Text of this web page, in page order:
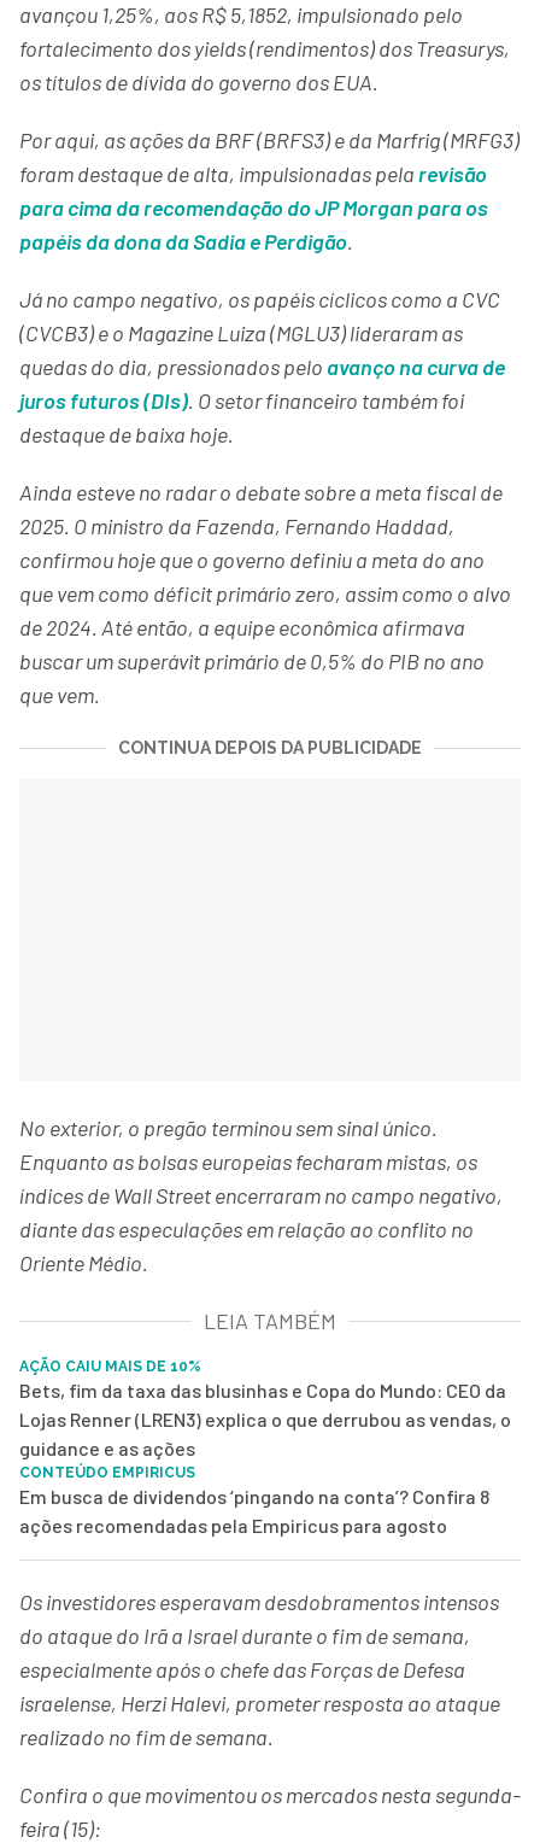
avançou 1,25%, aos R$ 5,1852, impulsionado pelo
fortalecimento dos yields (rendimentos) dos Treasurys,
os títulos de dívida do governo dos EUA.
Por aqui, as ações da BRF (BRFS3) e da Marfrig (MRFG3)
foram destaque de alta, impulsionadas pela revisão
para cima da recomendação do JP Morgan para os
papéis da dona da Sadia e Perdigão.
Já no campo negativo, os papéis cíclicos como a CVC
(CVCB3) e o Magazine Luiza (MGLU3) lideraram as
quedas do dia, pressionados pelo avanço na curva de
juros futuros (DIs). O setor financeiro também foi
destaque de baixa hoje.
Ainda esteve no radar o debate sobre a meta fiscal de
2025. O ministro da Fazenda, Fernando Haddad,
confirmou hoje que o governo definiu a meta do ano
que vem como déficit primário zero, assim como o alvo
de 2024. Até então, a equipe econômica afirmava
buscar um superávit primário de 0,5% do PIB no ano
que vem.
CONTINUA DEPOIS DA PUBLICIDADE
No exterior, o pregão terminou sem sinal único.
Enquanto as bolsas europeias fecharam mistas, os
índices de Wall Street encerraram no campo negativo,
diante das especulações em relação ao conflito no
Oriente Médio.
LEIA TAMBÉM
AÇÃO CAIU MAIS DE 10%
Bets, fim da taxa das blusinhas e Copa do Mundo: CEO da
Lojas Renner (LREN3) explica o que derrubou as vendas, o
guidance e as ações
CONTEÚDO EMPIRICUS
Em busca de dividendos ‘pingando na conta’? Confira 8
ações recomendadas pela Empiricus para agosto
Os investidores esperavam desdobramentos intensos
do ataque do Irã a Israel durante o fim de semana,
especialmente após o chefe das Forças de Defesa
israelense, Herzi Halevi, prometer resposta ao ataque
realizado no fim de semana.
Confira o que movimentou os mercados nesta segunda-
feira (15):